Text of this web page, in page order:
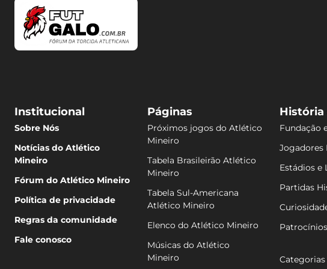
Institucional
Sobre Nós
Notícias do Atlético
Mineiro
Fórum do Atlético Mineiro
Política de privacidade
Regras da comunidade
Fale conosco
Páginas
Próximos jogos do Atlético
Mineiro
Tabela Brasileirão Atlético
Mineiro
Tabela Sul-Americana
Atlético Mineiro
Elenco do Atlético Mineiro
Músicas do Atlético
Mineiro
História
Fundação
Jogadores
Estádios e
Partidas
Categorias